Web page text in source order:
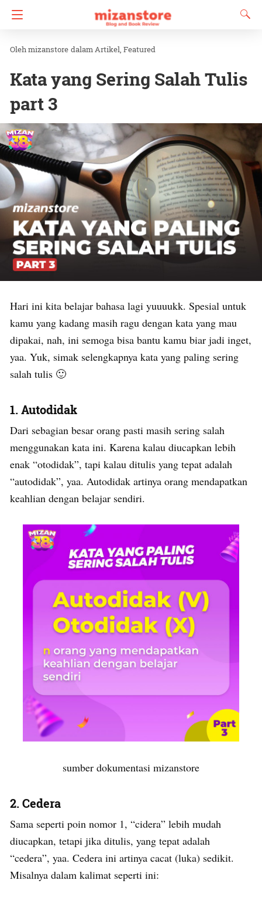
mizanstore dalamArtikel Featured
Kata yang Sering Salah Tulis
part 3
Hari ini kita belajar bahasa lagi yuuuukk. Spesial untuk
kamu yang kadang masih ragu dengan kata yang mau
dipakai, nah, ini semoga bisa bantu kamu biar jadi inget,
yaa. Yuk, simak selengkapnya kata yang paling sering
salah tulis 🙂
1. Autodidak
Dari sebagian besar orang pasti masih sering salah
menggunakan kata ini. Karena kalau diucapkan lebih
enak “otodidak”, tapi kalau ditulis yang tepat adalah
“autodidak”, yaa. Autodidak artinya orang mendapatkan
keahlian dengan belajar sendiri.
sumber dokumentasi mizanstore
2. Cedera
Sama seperti poin nomor 1, “cidera” lebih mudah
diucapkan, tetapi jika ditulis, yang tepat adalah
“cedera”, yaa. Cedera ini artinya cacat (luka) sedikit.
Misalnya dalam kalimat seperti ini: